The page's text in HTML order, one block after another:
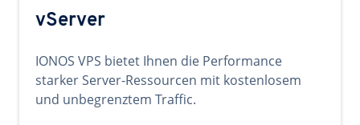
vServer
IONOS VPS bietet Ihnen die Performance
starker Server-Ressourcen mit kostenlosem
und unbegrenztem Traffic.